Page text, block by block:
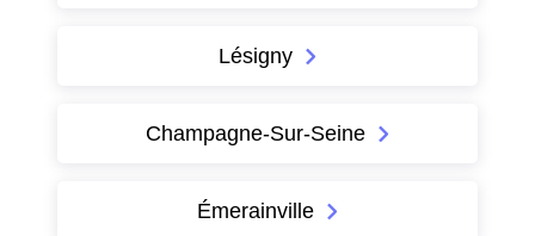
Lésigny
Champagne-Sur-Seine
Émerainville